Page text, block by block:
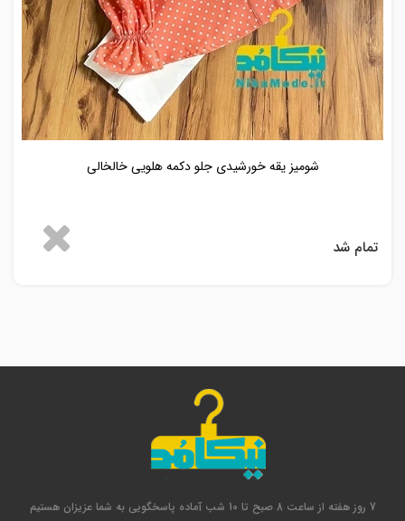
شومیز یقه خورشیدی جلو دکمه هلویی خالخالی
تمام شد
7 روز هفته از ساعت 8 صبح تا 10 شب آماده پاسخگویی به شما عزیزان هستیم